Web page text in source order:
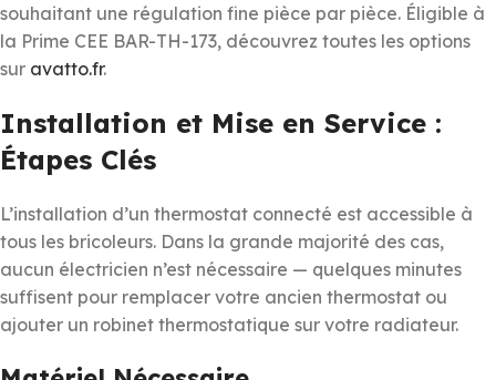
souhaitant une régulation fine pièce par pièce. Éligible à
la Prime CEE BAR-TH-173, découvrez toutes les options
sur avatto.fr.
Installation et Mise en Service :
Étapes Clés
L’installation d’un thermostat connecté est accessible à
tous les bricoleurs. Dans la grande majorité des cas,
aucun électricien n’est nécessaire — quelques minutes
suffisent pour remplacer votre ancien thermostat ou
ajouter un robinet thermostatique sur votre radiateur.